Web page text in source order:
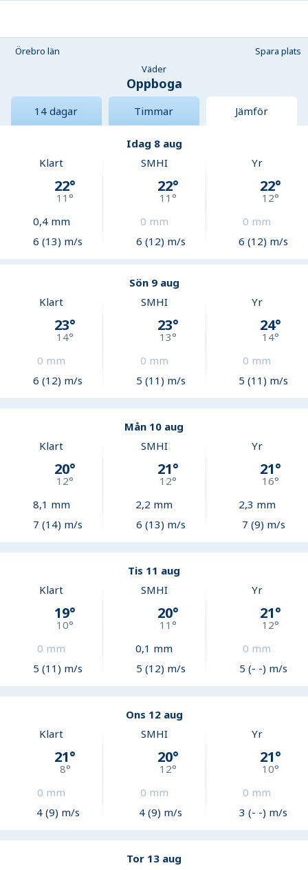
Örebro län
Spara plats
Väder
Oppboga
14 dagar Timmar Jämför
Idag 8 aug
Klart
22°
11°
0,4mm
6 (13) m/s
SMHI
22°
11 °
0 mm
6 (12) m/s
Yr
22°
12°
0 mm
6 (12) m/s
Sön 9 aug
Klart
23°
14°
0 mm
6 (12) m/s
SMHI
23°
13°
0 mm
5 (11) m/s
Yr
24°
14°
0 mm
5 (11) m/s
Mån 10 aug
Klart
20°
12°
8,1 mm
7 (14) m/s
SMHI
21°
12°
2,2 mm
6 (13) m/s
Yr
21°
16°
2,3 mm
7 (9) m/s
Tis 11 aug
Klart
19°
10°
0 mm
5 (11) m/s
SMHI
20°
11 °
0,1 mm
5 (12) m/s
Yr
21°
12°
0 mm
5 (- -) m/s
Ons 12 aug
Klart
21°
8°
0 mm
4 (9) m/s
SMHI
20°
12°
0 mm
4 (9) m/s
Yr
21°
10°
0 mm
3 (- -) m/s
Tor 13 aug